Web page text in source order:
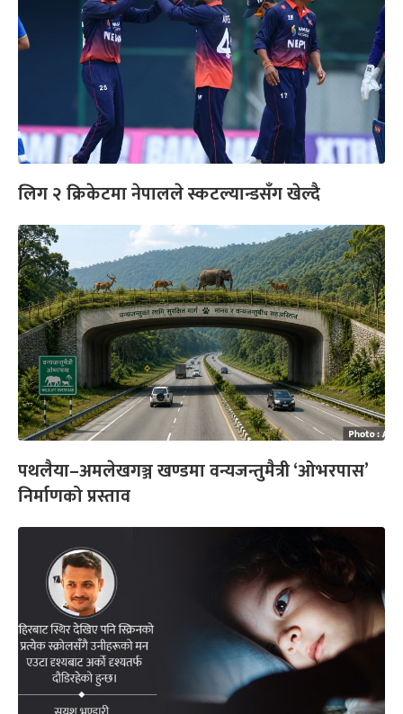
लिग २ क्रिकेटमा नेपालले स्कटल्यान्डसँग खेल्दै
पथलैया–अमलेखगञ्ज खण्डमा वन्यजन्तुमैत्री ‘ओभरपास’
निर्माणको प्रस्ताव